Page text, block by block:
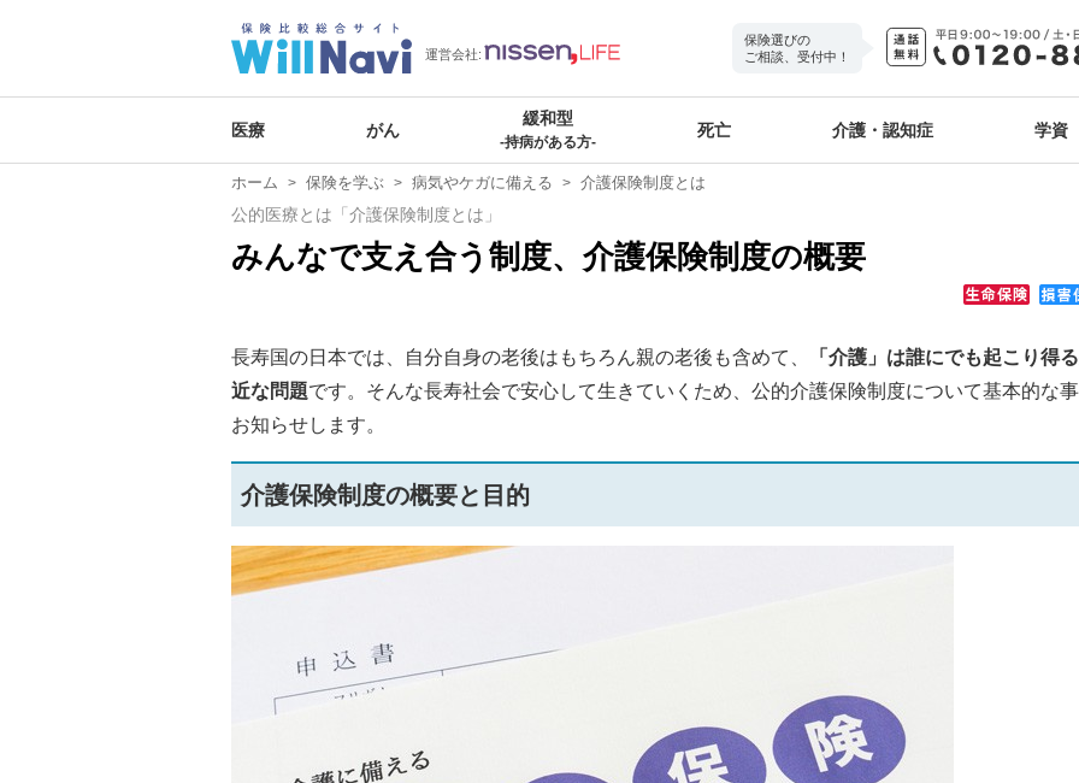
運営会社:
保険選びの
ご相談、受付中！
医療 がん
緩和型
-持病がある方-
死亡 介護・認知症 学資
ホーム 保険を学ぶ 病気やケガに備える 介護保険制度とは
公的医療とは「介護保険制度とは」
みんなで支え合う制度、介護保険制度の概要
長寿国の日本では、自分自身の老後はもちろん親の老後も含めて、
「介護」は誰にでも起こり得
近な問題です。そんな長寿社会で安心して生きていくため、公的介護保険制度について基本的な
お知らせします。
介護保険制度の概要と目的